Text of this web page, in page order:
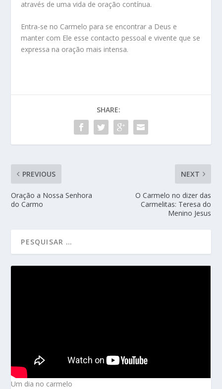
através de uma vida de oração contínua.
Entra-se no Carmelo para se encontrar a Deus e
manter com Ele esse contacto pessoal e vivente que se
expressa na oração mais intensa.
SHARE:
PREVIOUS
Oração a Nossa Senhora
do Carmo
NEXT
O Carmelo no dizer das
Carmelitas: Teresa do
Menino Jesus
Um dia no carmelo